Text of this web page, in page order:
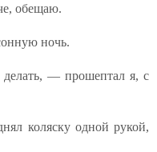
обещаю.
ночь.
— прошептал я, с
коляску одной рукой,